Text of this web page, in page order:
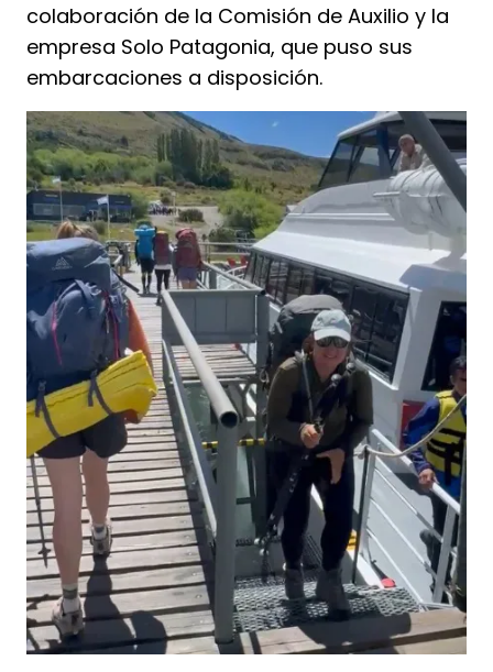
colaboración de la Comisión de Auxilio y la
empresa Solo Patagonia, que puso sus
embarcaciones a disposición.